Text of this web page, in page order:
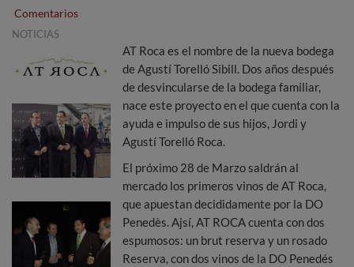
Comentarios
NOTICIAS
AT Roca es el nombre de la nueva bodega
de Agustí Torelló Sibill. Dos años después
de desvincularse de la bodega familiar,
nace este proyecto en el que cuenta con la
ayuda e impulso de sus hijos, Jordi y
Agustí Torelló Roca.
El próximo 28 de Marzo saldrán al
mercado los primeros vinos de AT Roca,
que apuestan decididamente por la DO
Penedès. Ajsí, AT ROCA cuenta con dos
espumosos: un brut reserva y un rosado
Reserva, con dos vinos de la DO Penedés